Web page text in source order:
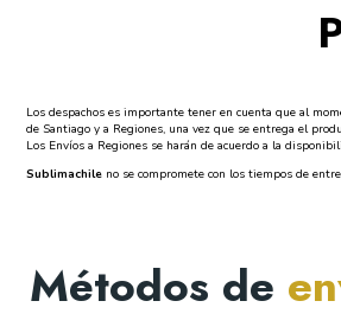
Los despachos es importante tener en cuenta que al
de Santiago y a Regiones, una vez que se entrega el
Los Envíos a Regiones se harán de acuerdo a la
Sublimachile no se compromete con los tiempos de
Métodos de